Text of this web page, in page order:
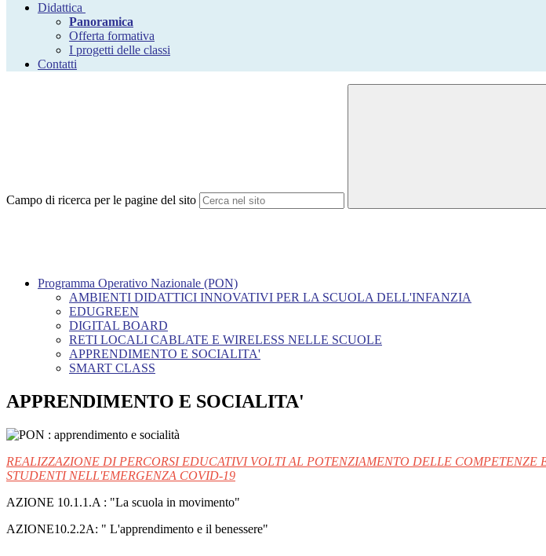
Didattica
Panoramica
Offerta formativa
I progetti delle classi
Contatti
Campo di ricerca per le pagine del sito
Programma Operativo Nazionale (PON)
AMBIENTI DIDATTICI INNOVATIVI PER LA SCUOLA DELL'INFANZIA
EDUGREEN
DIGITAL BOARD
RETI LOCALI CABLATE E WIRELESS NELLE SCUOLE
APPRENDIMENTO E SOCIALITA'
SMART CLASS
APPRENDIMENTO E SOCIALITA'
REALIZZAZIONE DI PERCORSI EDUCATIVI VOLTI AL POTENZIAMENTO DELLE
STUDENTI NELL'EMERGENZA COVID-19
AZIONE 10.1.1.A : "La scuola in movimento"
AZIONE10.2.2A: " L'apprendimento e il benessere"